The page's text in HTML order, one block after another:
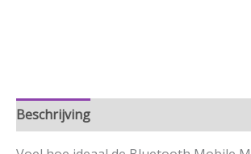
Beschrijving